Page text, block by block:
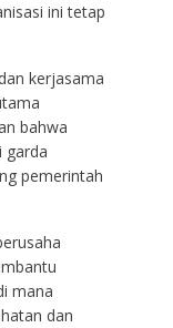
ini tetap
kerjasama
bahwa
garda
pemerintah
mana
dan